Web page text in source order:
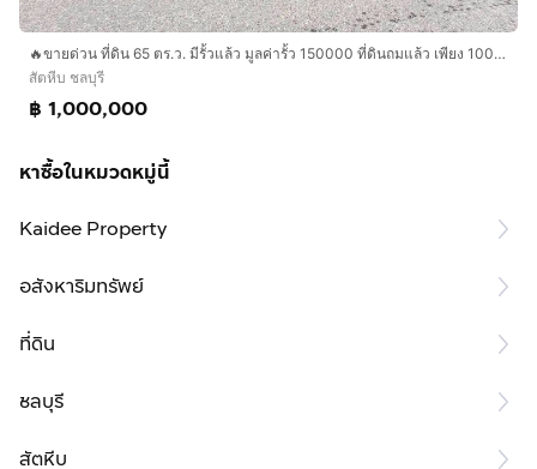
🔥ขายด่วน ที่ดิน 65 ตร.ว. มีรั้วแล้ว มูลค่ารั้ว 150000 ที่ดินถมแล้ว เพียง 1000000 บาท 🔥
สัตหีบ ชลบุรี
฿ 1,000,000
หาซื้อในหมวดหมู่นี้
Kaidee Property
อสังหาริมทรัพย์
ที่ดิน
ชลบุรี
สัตหีบ